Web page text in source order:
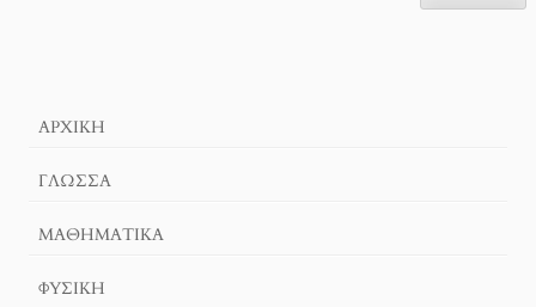
ΑΡΧΙΚΉ
ΓΛΏΣΣΑ
ΜΑΘΗΜΑΤΙΚΆ
ΦΥΣΙΚΗ